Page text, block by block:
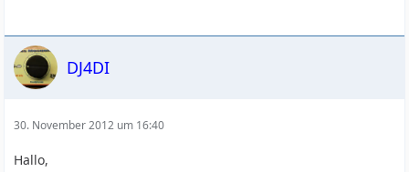
DJ4DI
30. November 2012 um 16:40
Hallo,